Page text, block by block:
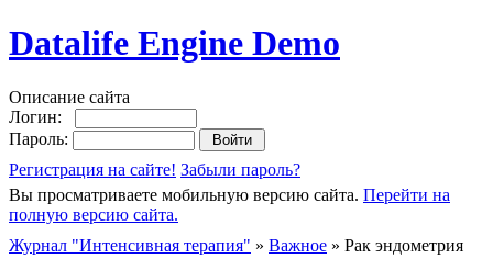
Datalife Engine Demo
Описание сайта
Логин:
Пароль:
Регистрация на сайте! Забыли пароль?
Вы просматриваете мобильную версию сайта. Перейти на
полную версию сайта.
Журнал "Интенсивная терапия" » Важное » Рак эндометрия